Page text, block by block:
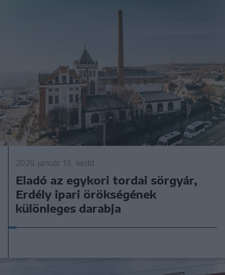
2026. január 13., kedd
Eladó az egykori tordai sörgyár,
Erdély ipari örökségének
különleges darabja